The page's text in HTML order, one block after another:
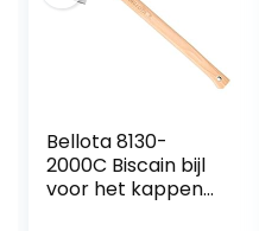
Bellota 8130-
2000C Biscain bijl
voor het kappen